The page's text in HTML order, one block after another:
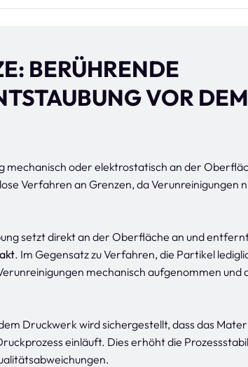
BERÜHRENDE
VOR DEM
mechanisch oder elektrostatisch an der
Verfahren an Grenzen, da Verunreinigungen
setzt direkt an der Oberfläche an und
. Im Gegensatz zu Verfahren, die Partikel
mechanisch aufgenommen und
Druckwerk wird sichergestellt, dass das
einläuft. Dies erhöht die